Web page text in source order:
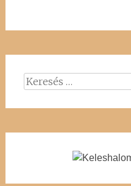
Keresés: